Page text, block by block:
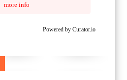
more info
Powered by Curator.io